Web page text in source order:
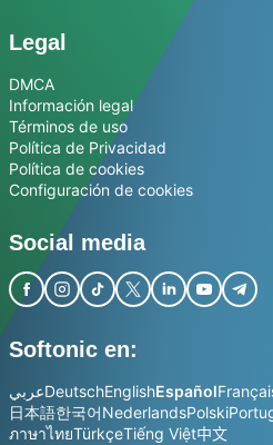
Legal
DMCA
Información legal
Términos de uso
Política de Privacidad
Política de cookies
Configuración de cookies
Social media
Softonic en:
عربيDeutschEnglishEspañol
日本語한국어NederlandsPolski
ภาษาไทยTürkçeTiếng Việt中文